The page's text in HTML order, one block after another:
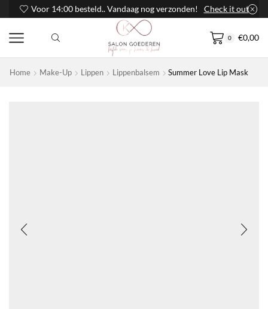
Voor 14:00 besteld.. Vandaag nog verzonden! Check it out
0 €0,00
Home Make-Up Lippen Lippenbalsem Summer Love Lip Mask